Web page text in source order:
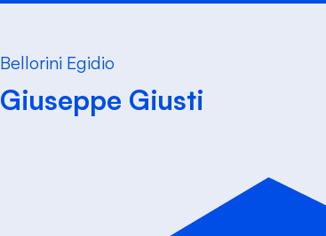
Bellorini Egidio
Giuseppe Giusti